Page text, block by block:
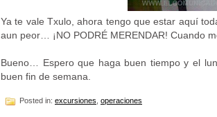
Ya te vale Txulo, ahora tengo que estar aquí
aun peor… ¡NO PODRÉ MERENDAR! Cuando
Bueno… Espero que haga buen tiempo y el
buen fin de semana.
Posted in: excursiones operaciones